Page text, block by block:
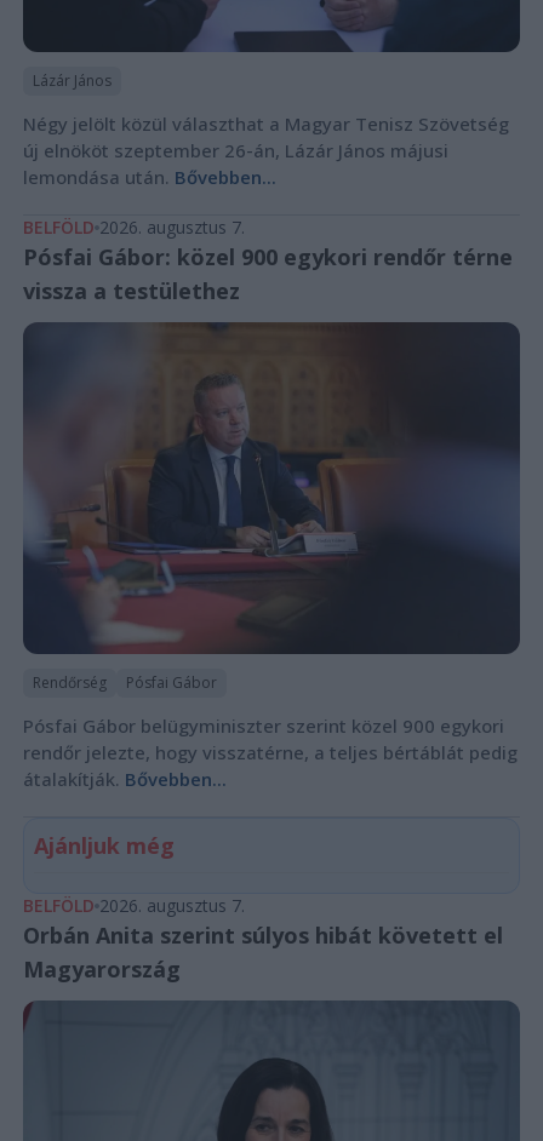
Lázár János
Négy jelölt közül választhat a Magyar Tenisz Szövetség
új elnököt szeptember 26-án, Lázár János májusi
lemondása után. Bővebben...
BELFÖLD 2026. augusztus 7.
Pósfai Gábor: közel 900 egykori rendőr térne
vissza a testülethez
Rendőrség Pósfai Gábor
Pósfai Gábor belügyminiszter szerint közel 900 egykori
rendőr jelezte, hogy visszatérne, a teljes bértáblát pedig
átalakítják. Bővebben...
Ajánljuk még
BELFÖLD 2026. augusztus 7.
Orbán Anita szerint súlyos hibát követett el
Magyarország